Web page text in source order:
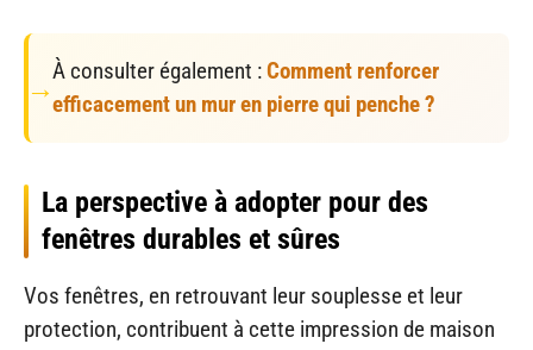
À consulter également :Comment renforcer
efficacement un mur en pierre qui penche ?
La perspective à adopter pour des
fenêtres durables et sûres
Vos fenêtres, en retrouvant leur souplesse et leur
protection, contribuent à cette impression de maison